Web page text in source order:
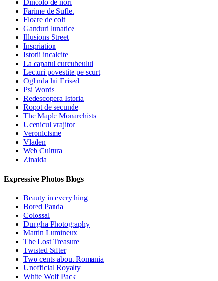
Dincolo de nori
Farime de Suflet
Floare de colt
Ganduri lunatice
Illusions Street
Inspriation
Istorii incalcite
La capatul curcubeului
Lecturi povestite pe scurt
Oglinda lui Erised
Psi Words
Redescopera Istoria
Ropot de secunde
The Maple Monarchists
Ucenicul vrajitor
Veronicisme
Vladen
Web Cultura
Zinaida
Expressive Photos Blogs
Beauty in everything
Bored Panda
Colossal
Dungha Photography
Martin Lumineux
The Lost Treasure
Twisted Sifter
Two cents about Romania
Unofficial Royalty
White Wolf Pack